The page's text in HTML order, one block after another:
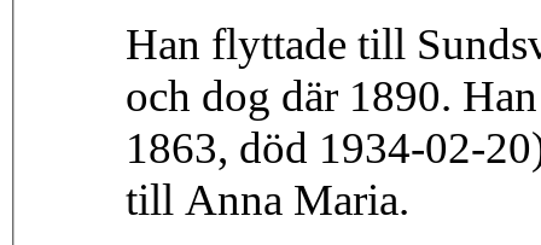
Han flyttade till
och dog där 1890.
1863, död 1934-02-
till Anna Maria.